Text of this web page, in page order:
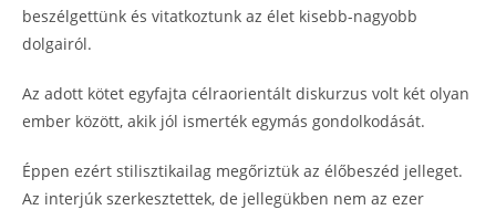
beszélgettünk és vitatkoztunk az élet kisebb-nagyobb
dolgairól.
Az adott kötet egyfajta célraorientált diskurzus volt két olyan
ember között, akik jól ismerték egymás gondolkodását.
Éppen ezért stilisztikailag megőriztük az élőbeszéd jelleget.
Az interjúk szerkesztettek, de jellegükben nem az ezer